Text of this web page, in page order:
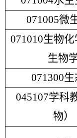
071005微
071010生物
生物
071300
045107学科
物）